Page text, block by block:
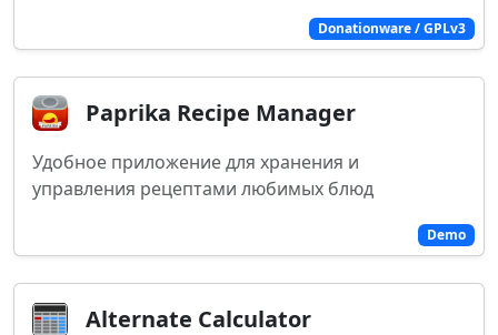
Donationware / GPLv3
Demo
Paprika Recipe Manager
Удобное приложение для хранения и
управления рецептами любимых блюд
Alternate Calculator